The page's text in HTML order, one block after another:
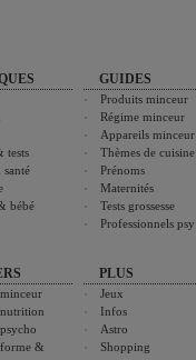
tests
bébé
forme &
GUIDES
Produits minceur
Régime minceur
Appareils minceur
Thèmes de cuisine
Prénoms
Maternités
Tests grossesse
Professionnels psy
PLUS
Jeux
Infos
Astro
Shopping